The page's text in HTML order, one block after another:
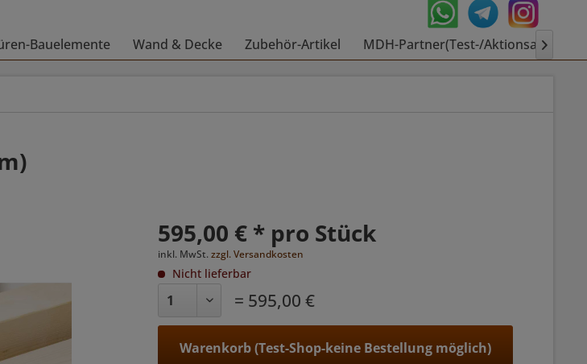
Bauelemente Wand & Decke Zubehör-Artikel MDH-Partner(Test-/Aktionsartikel)

595,00 € * pro Stück
inkl. MwSt.zzgl. Versandkosten
Nicht lieferbar
= 595,00 €
Warenkorb (Test-Shop-keine Bestellung möglich)